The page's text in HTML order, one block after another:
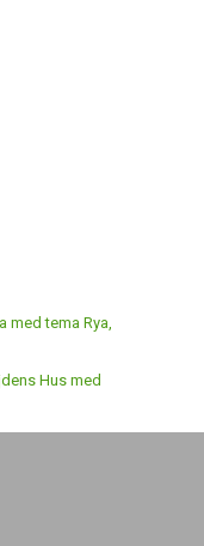
med tema Rya,
Hus med